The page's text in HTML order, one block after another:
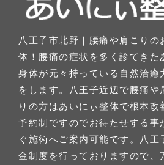
八王子市北野｜腰痛や肩こりの
体！腰痛の症状を多く診てきた
身体が元々持っている自然治癒
をします。八王子近辺で腰痛や
りの方はあいにぃ整体で根本改
予約制ですのでお待たせする事
ぐ施術へご案内可能です。八王
金制度を行っておりますので、